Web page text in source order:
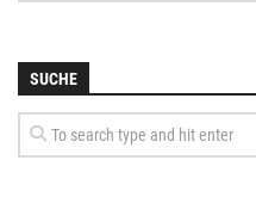
SUCHE